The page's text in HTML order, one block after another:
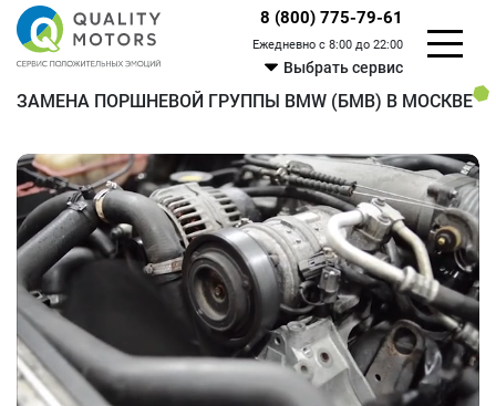
8 (800) 775-79-61
Ежедневно с 8:00 до 22:00
Выбрать сервис
ЗАМЕНА ПОРШНЕВОЙ ГРУППЫ BMW (БМВ) В МОСКВЕ